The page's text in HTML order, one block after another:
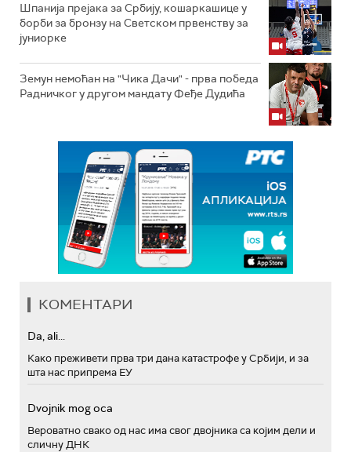
Шпанија прејакa за Србију, кошаркашице у
борби за бронзу на Светском првенству за
јуниорке
Земун немоћан на "Чика Дачи" - прва победа
Радничког у другом мандату Феђе Дудића
КОМЕНТАРИ
Da, ali...
Како преживети прва три дана катастрофе у Србији, и за
шта нас припрема ЕУ
Dvojnik mog oca
Вероватно свако од нас има свог двојника са којим дели и
сличну ДНК